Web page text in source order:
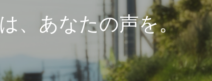
は、 あなたの声を。